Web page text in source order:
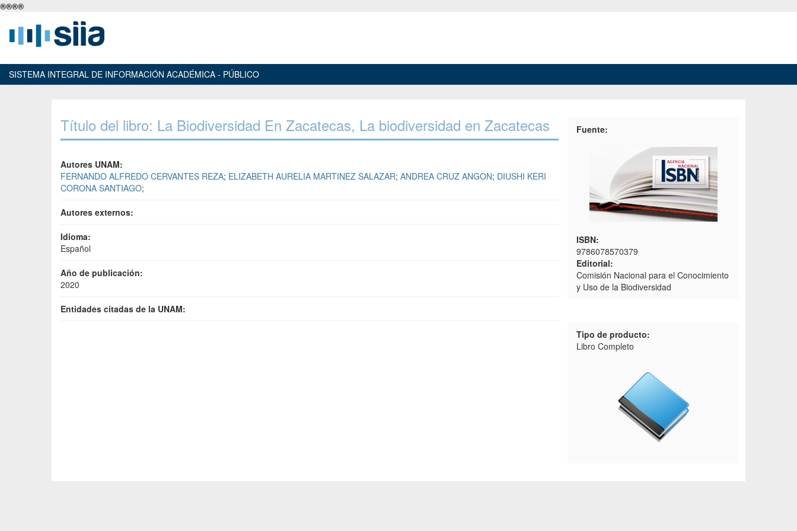
®®®®
SISTEMA INTEGRAL DE INFORMACIÓN ACADÉMICA - PÚBLICO
Título del libro: La Biodiversidad En Zacatecas, La biodiversidad en Zacatecas
Autores UNAM:
FERNANDO ALFREDO CERVANTES REZA; ELIZABETH AURELIA MARTINEZ SALAZAR; ANDREA CRUZ ANGON; DIUSHI KERI
CORONA SANTIAGO;
Autores externos:
Idioma:
Español
Año de publicación:
2020
Entidades citadas de la UNAM:
Fuente:
ISBN:
9786078570379
Editorial:
Comisión Nacional para el Conocimiento
y Uso de la Biodiversidad
Tipo de producto:
Libro Completo